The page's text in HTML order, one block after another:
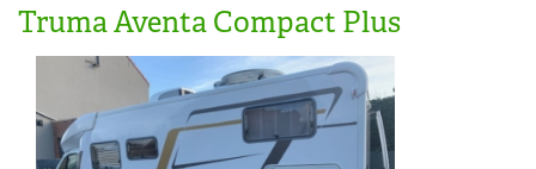
Ultra
Comfort ‘
Truma Aventa Compact Plus